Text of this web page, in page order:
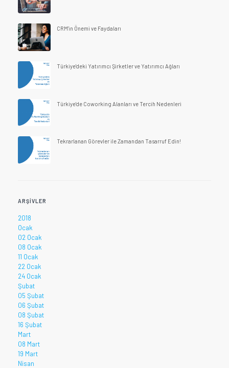
CRM'in Önemi ve Faydaları
Türkiye'deki Yatırımcı Şirketler ve Yatırımcı Ağları
Türkiye'de Coworking Alanları ve Tercih Nedenleri
Tekrarlanan Görevler ile Zamandan Tasarruf Edin!
ARŞIVLER
2018
Ocak
02 Ocak
08 Ocak
11 Ocak
22 Ocak
24 Ocak
Şubat
05 Şubat
06 Şubat
08 Şubat
16 Şubat
Mart
08 Mart
19 Mart
Nisan